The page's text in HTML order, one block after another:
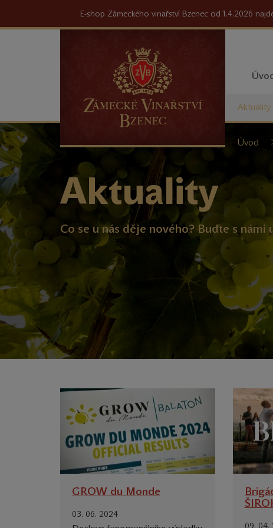
E-shop Zámeckého vinařství Bzenec od 1.4.2026
Aktuality
Úvod
Aktuality
Co se u nás děje nového? Buďte s námi
GROW du Monde
03. 06. 2024
09. 04.